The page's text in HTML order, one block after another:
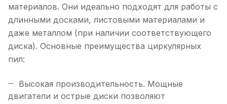
материалов. Они идеально подходят для работы с
длинными досками, листовыми материалами и
даже металлом (при наличии соответствующего
диска). Основные преимущества циркулярных
пил:
Высокая производительность. Мощные
двигатели и острые диски позволяют